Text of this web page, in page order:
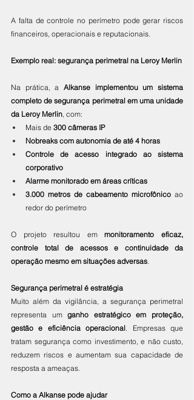
A falta de controle no perímetro pode gerar riscos
financeiros, operacionais e reputacionais.
Exemplo real: segurança perimetral na Leroy Merlin
Na prática, a Alkanse implementou um sistema
completo de segurança perimetral em uma unidade
da Leroy Merlin, com:
Mais de 300 câmeras IP
Nobreaks com autonomia de até 4 horas
Controle de acesso integrado ao sistema
corporativo
Alarme monitorado em áreas críticas
3.000 metros de cabeamento microfônico ao
redor do perímetro
O projeto resultou em monitoramento eficaz,
controle total de acessos e continuidade da
operação mesmo em situações adversas.
Segurança perimetral é estratégia
Muito além da vigilância, a segurança perimetral
representa um ganho estratégico em proteção,
gestão e eficiência operacional. Empresas que
tratam segurança como investimento, e não custo,
reduzem riscos e aumentam sua capacidade de
resposta a ameaças.
Como a Alkanse pode ajudar